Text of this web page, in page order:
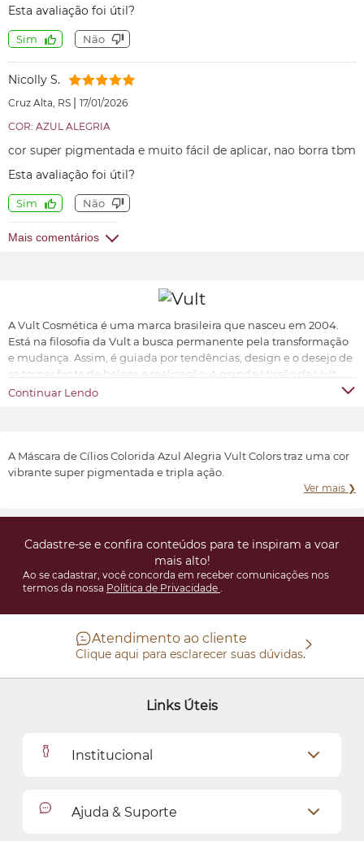
Esta avaliação foi útil?
Sim Não
Nicolly S.
Cruz Alta, RS | 17/01/2026
COR: AZUL ALEGRIA
cor super pigmentada e muito fácil de aplicar, nao borra tbm
Esta avaliação foi útil?
Sim Não
Mais comentários
A Vult Cosmética é uma marca brasileira que nasceu em 2004.
Está na filosofia da Vult a busca permanente pela transformação
e mudança. Assim, é guiada por tendências, design e o desejo de
se tornar fonte de beleza e realização. A grande Missão da Vult
Cosmética é oferecer ao universo feminino a possibilidade de ter
Continuar Lendo
A Máscara de Cílios Colorida Azul Alegria Vult Colors traz uma cor
vibrante super pigmentada e tripla ação.
Ver mais ❯
Cadastre-se e confira conteúdos para te inspiram a voar
mais alto!
Ao se cadastrar, você concorda em receber comunicações nos
termos da nossa Política de Privacidade .
Atendimento ao cliente
Clique aqui para esclarecer suas dúvidas.
Links Úteis
Institucional
Como Comprar
Ajuda & Suporte